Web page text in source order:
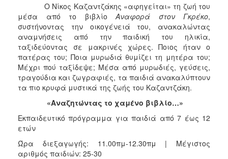
Ο Νίκος Καζαντζάκης «αφηγείται» τη ζωή του
μέσα από το βιβλίο Αναφορά στον Γκρέκο,
συστήνοντας την οικογένειά του, ανακαλώντας
αναμνήσεις από την παιδική του ηλικία,
ταξιδεύοντας σε μακρινές χώρες. Ποιος ήταν ο
πατέρας του; Ποια μυρωδιά θυμίζει τη μητέρα του;
Μέχρι πού ταξίδεψε; Μέσα από μυρωδιές, γεύσεις,
τραγούδια και ζωγραφιές, τα παιδιά ανακαλύπτουν
τα πιο κρυφά μυστικά της ζωής του Καζαντζάκη.
«Αναζητώντας το χαμένο βιβλίο…»
Εκπαιδευτικό πρόγραμμα για παιδιά από 7 έως 12
ετών
Ώρα διεξαγωγής: 11.00πμ-12.30πμ | Μέγιστος
αριθμός παιδιών: 25-30